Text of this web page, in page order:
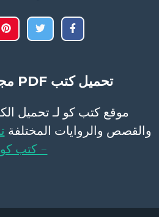
تحميل كتب PDF مجانا – كتب كو
والقصص والروايات المختلفة
– كتب كو